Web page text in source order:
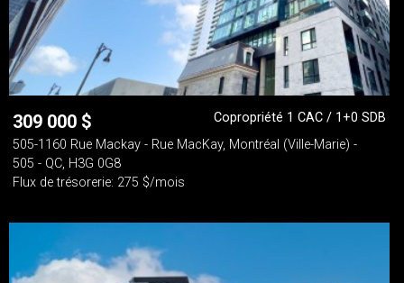
309 000 $
Copropriété 1 CAC / 1+0 SDB
505-1160 Rue Mackay - Rue MacKay, Montréal (Ville-Marie) -
505 - QC, H3G 0G8
Flux de trésorerie: 275 $/mois